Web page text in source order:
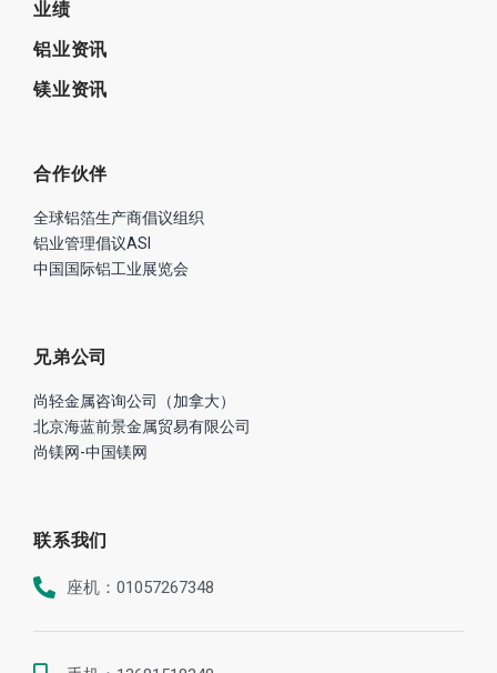
业绩
铝业资讯
镁业资讯
合作伙伴
全球铝箔生产商倡议组织
铝业管理倡议ASI
中国国际铝工业展览会
兄弟公司
尚轻金属咨询公司（加拿大）
北京海蓝前景金属贸易有限公司
尚镁网-中国镁网
联系我们
座机：01057267348